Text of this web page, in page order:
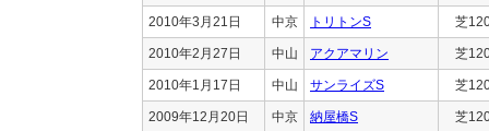
2010年3月21日 中京 トリトンS 芝
2010年2月27日 中山 アクアマリン 芝
2010年1月17日 中山 サンライズS 芝
2009年12月20日 中京 納屋橋S 芝